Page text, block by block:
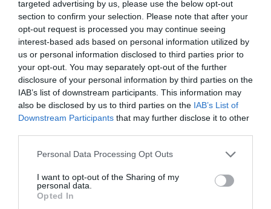
targeted advertising by us, please use the below opt-out
section to confirm your selection. Please note that after your
opt-out request is processed you may continue seeing
interest-based ads based on personal information utilized by
us or personal information disclosed to third parties prior to
your opt-out. You may separately opt-out of the further
disclosure of your personal information by third parties on the
IAB’s list of downstream participants. This information may
also be disclosed by us to third parties on the IAB’s List of
Downstream Participants that may further disclose it to other
Please note that this website/app uses one or more Google
not limited to your visit or usage behaviour. You may click to
grant or deny consent to Google and its third-party tags to
use your data for below specified purposes in below Google
Personal Data Processing Opt Outs
I want to opt-out of the Sharing of my
personal data.
Opted In
6 h 48 min
This Simple Trick Removes All Parasites From
Your Body!